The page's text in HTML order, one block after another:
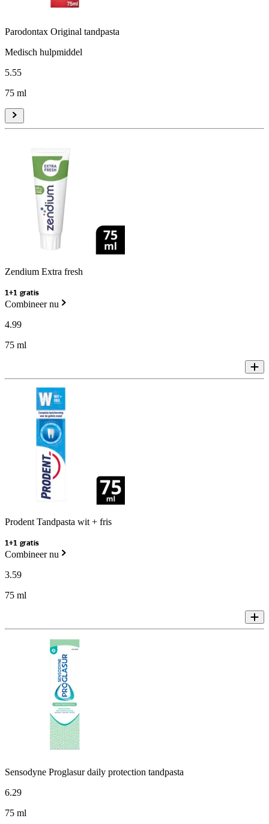
Parodontax Original tandpasta
Medisch hulpmiddel
5.55
75 ml
Zendium Extra fresh
1+1 gratis
Combineer nu
4.99
75 ml
Prodent Tandpasta wit + fris
1+1 gratis
Combineer nu
3.59
75 ml
Sensodyne Proglasur daily protection tandpasta
6.29
75 ml